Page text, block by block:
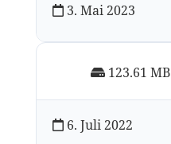
3. Mai 2023
123.61 MB
6. Juli 2022